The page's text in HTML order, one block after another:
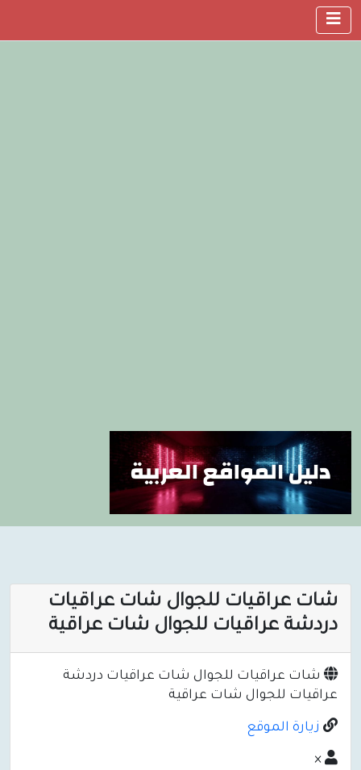
شات عراقيات للجوال شات عراقيات
دردشة عراقيات للجوال شات عراقية
شات عراقيات للجوال شات عراقيات دردشة
عراقيات للجوال شات عراقية
زيارة الموقع
×